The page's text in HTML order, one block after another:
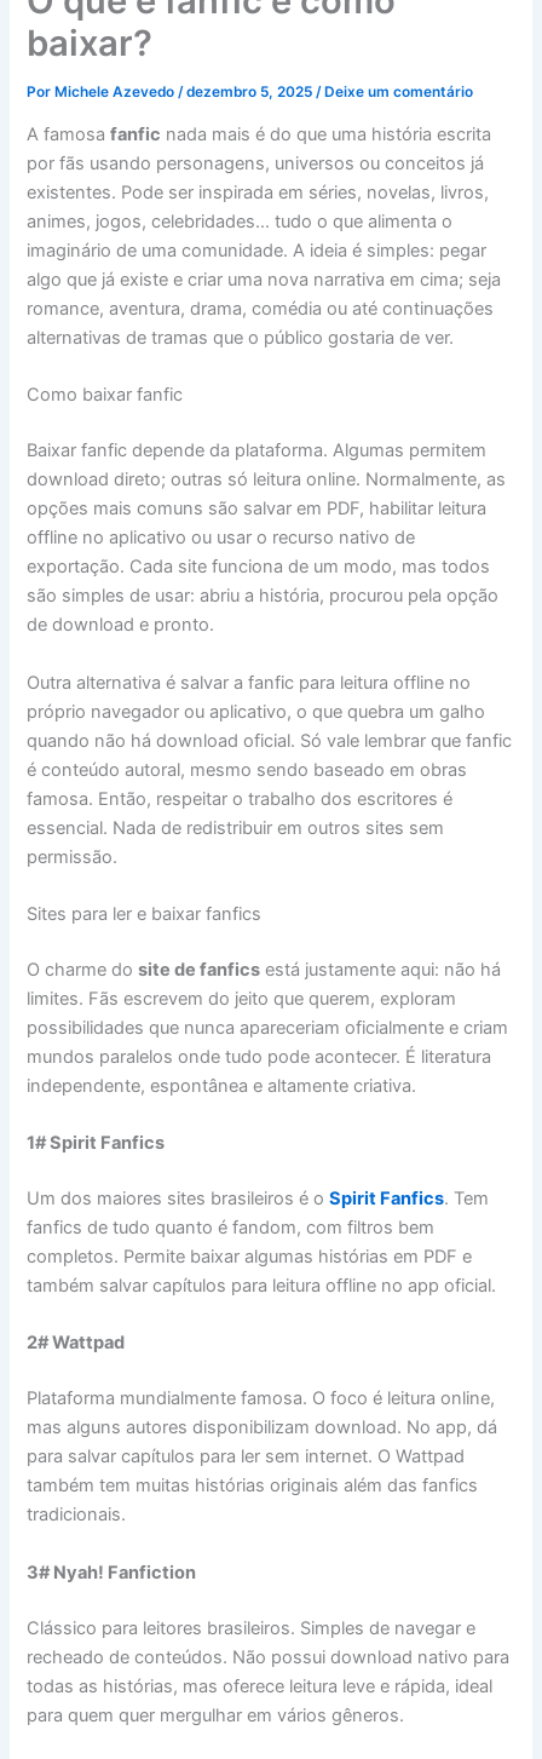
baixar?
PorMichele Azevedo /dezembro 5, 2025 /Deixe um comentário
A famosafanfic nada mais é do que uma história escrita
por fãs usando personagens, universos ou conceitos já
existentes. Pode ser inspirada em séries, novelas, livros,
animes, jogos, celebridades… tudo o que alimenta o
imaginário de uma comunidade. A ideia é simples: pegar
algo que já existe e criar uma nova narrativa em cima; seja
romance, aventura, drama, comédia ou até continuações
alternativas de tramas que o público gostaria de ver.
Como baixar fanfic
Baixar fanfic depende da plataforma. Algumas permitem
download direto; outras só leitura online. Normalmente, as
opções mais comuns são salvar em PDF, habilitar leitura
offline no aplicativo ou usar o recurso nativo de
exportação. Cada site funciona de um modo, mas todos
são simples de usar: abriu a história, procurou pela opção
de download e pronto.
Outra alternativa é salvar a fanfic para leitura offline no
próprio navegador ou aplicativo, o que quebra um galho
quando não há download oficial. Só vale lembrar que fanfic
é conteúdo autoral, mesmo sendo baseado em obras
famosa. Então, respeitar o trabalho dos escritores é
essencial. Nada de redistribuir em outros sites sem
permissão.
Sites para ler e baixar fanfics
O charme dosite de fanfics está justamente aqui: não há
limites. Fãs escrevem do jeito que querem, exploram
possibilidades que nunca apareceriam oficialmente e criam
mundos paralelos onde tudo pode acontecer. É literatura
independente, espontânea e altamente criativa.
1# Spirit Fanfics
Um dos maiores sites brasileiros é oSpirit Fanfics. Tem
fanfics de tudo quanto é fandom, com filtros bem
completos. Permite baixar algumas histórias em PDF e
também salvar capítulos para leitura offline no app oficial.
2# Wattpad
Plataforma mundialmente famosa. O foco é leitura online,
mas alguns autores disponibilizam download. No app, dá
para salvar capítulos para ler sem internet. O Wattpad
também tem muitas histórias originais além das fanfics
tradicionais.
3# Nyah! Fanfiction
Clássico para leitores brasileiros. Simples de navegar e
recheado de conteúdos. Não possui download nativo para
todas as histórias, mas oferece leitura leve e rápida, ideal
para quem quer mergulhar em vários gêneros.